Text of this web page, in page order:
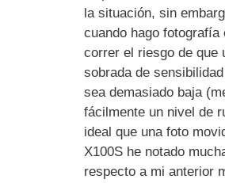
la situación, sin
cuando hago
correr el riesgo de que
sobrada de
sea demasiado baja
fácilmente un nivel de
ideal que una foto
X100S he notado
respecto a mi anterior